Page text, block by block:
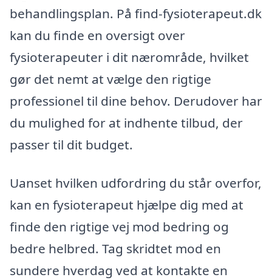
behandlingsplan. På find-fysioterapeut.dk
kan du finde en oversigt over
fysioterapeuter i dit nærområde, hvilket
gør det nemt at vælge den rigtige
professionel til dine behov. Derudover har
du mulighed for at indhente tilbud, der
passer til dit budget.
Uanset hvilken udfordring du står overfor,
kan en fysioterapeut hjælpe dig med at
finde den rigtige vej mod bedring og
bedre helbred. Tag skridtet mod en
sundere hverdag ved at kontakte en